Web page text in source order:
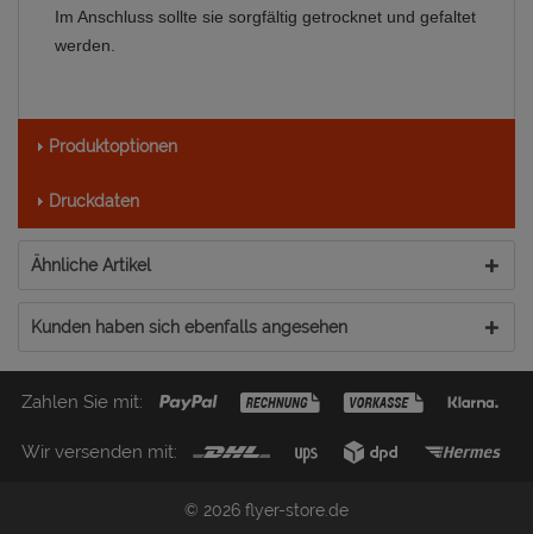
Im Anschluss sollte sie sorgfältig getrocknet und gefaltet
werden.
Produktoptionen
Druckdaten
Ähnliche Artikel
Kunden haben sich ebenfalls angesehen
Zahlen Sie mit:
Wir versenden mit:
© 2026 flyer-store.de